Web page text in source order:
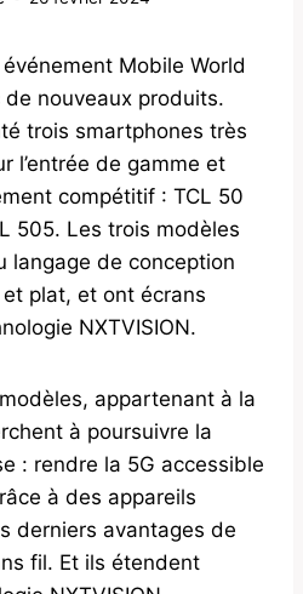
Mobile World
nouveaux produits.
trois smartphones très
l’entrée de gamme et
compétitif : TCL 50
505. Les trois modèles
langage de conception
et plat, et ont écrans
NXTVISION.
appartenant à la
à poursuivre la
: rendre la 5G accessible
à des appareils
derniers avantages de
fil. Et ils étendent